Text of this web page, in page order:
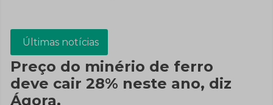
Últimas notícias
Preço do minério de ferro
deve cair 28% neste ano, diz
Ágora.